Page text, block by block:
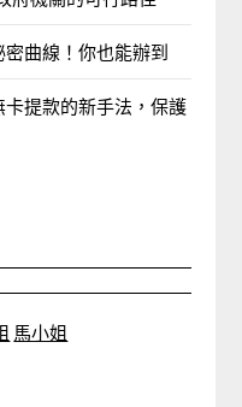
曲線！你也能辦到
提款的新手法，保護
馬小姐